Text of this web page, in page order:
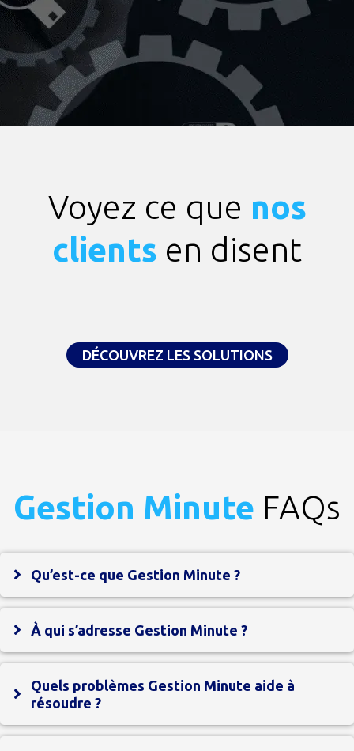
Voyez ce que nos
clients en disent
DÉCOUVREZ LES SOLUTIONS
Gestion Minute FAQs
Qu’est-ce que Gestion Minute ?
À qui s’adresse Gestion Minute ?
Quels problèmes Gestion Minute aide à
résoudre ?